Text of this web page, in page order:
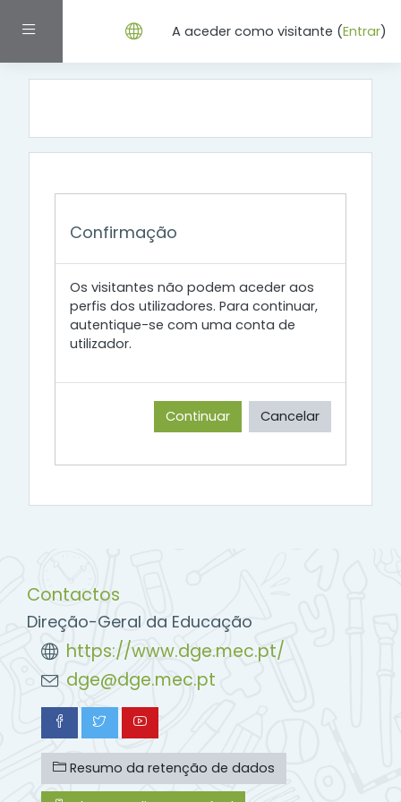
Painel lateral A aceder como visitante (Entrar)
Confirmação
Os visitantes não podem aceder aos
perfis dos utilizadores. Para continuar,
autentique-se com uma conta de
utilizador.
Continuar Cancelar
Contactos
Direção-Geral da Educação
https://www.dge.mec.pt/
dge@dge.mec.pt
Resumo da retenção de dados